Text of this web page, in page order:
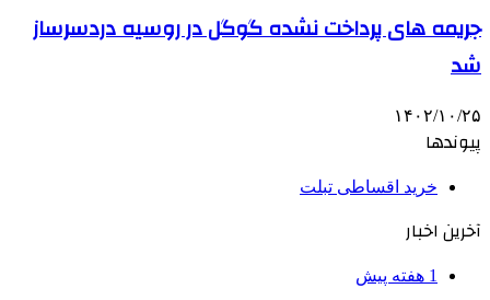
جریمه های پرداخت نشده گوگل در روسیه دردسرساز
شد
۱۴۰۲/۱۰/۲۵
پیوندها
خرید اقساطی تبلت
آخرین اخبار
1 هفته پیش